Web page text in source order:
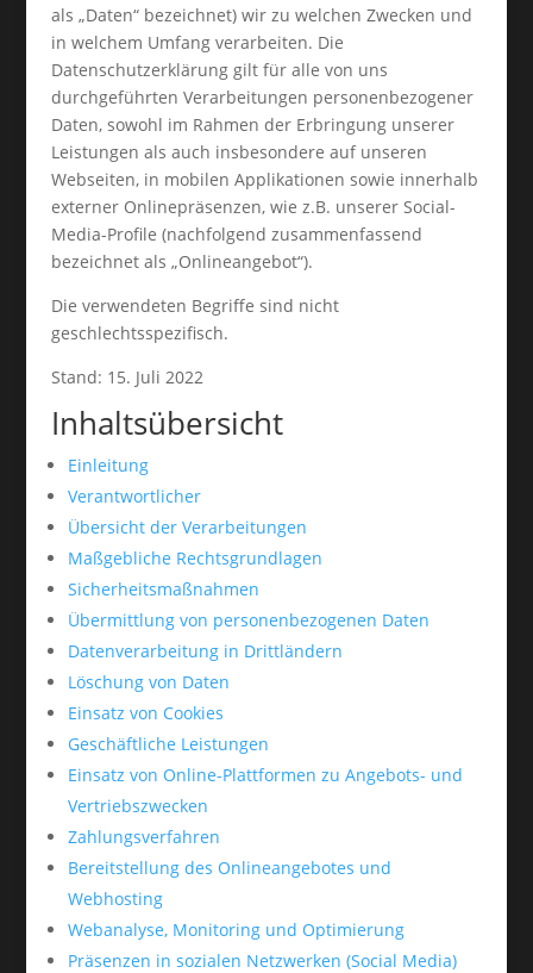
als „Daten“ bezeichnet) wir zu welchen Zwecken und
in welchem Umfang verarbeiten. Die
Datenschutzerklärung gilt für alle von uns
durchgeführten Verarbeitungen personenbezogener
Daten, sowohl im Rahmen der Erbringung unserer
Leistungen als auch insbesondere auf unseren
Webseiten, in mobilen Applikationen sowie innerhalb
externer Onlinepräsenzen, wie z.B. unserer Social-
Media-Profile (nachfolgend zusammenfassend
bezeichnet als „Onlineangebot“).
Die verwendeten Begriffe sind nicht
geschlechtsspezifisch.
Stand: 15. Juli 2022
Inhaltsübersicht
Einleitung
Verantwortlicher
Übersicht der Verarbeitungen
Maßgebliche Rechtsgrundlagen
Sicherheitsmaßnahmen
Übermittlung von personenbezogenen Daten
Datenverarbeitung in Drittländern
Löschung von Daten
Einsatz von Cookies
Geschäftliche Leistungen
Einsatz von Online-Plattformen zu Angebots- und
Vertriebszwecken
Zahlungsverfahren
Bereitstellung des Onlineangebotes und
Webhosting
Webanalyse, Monitoring und Optimierung
Präsenzen in sozialen Netzwerken (Social Media)